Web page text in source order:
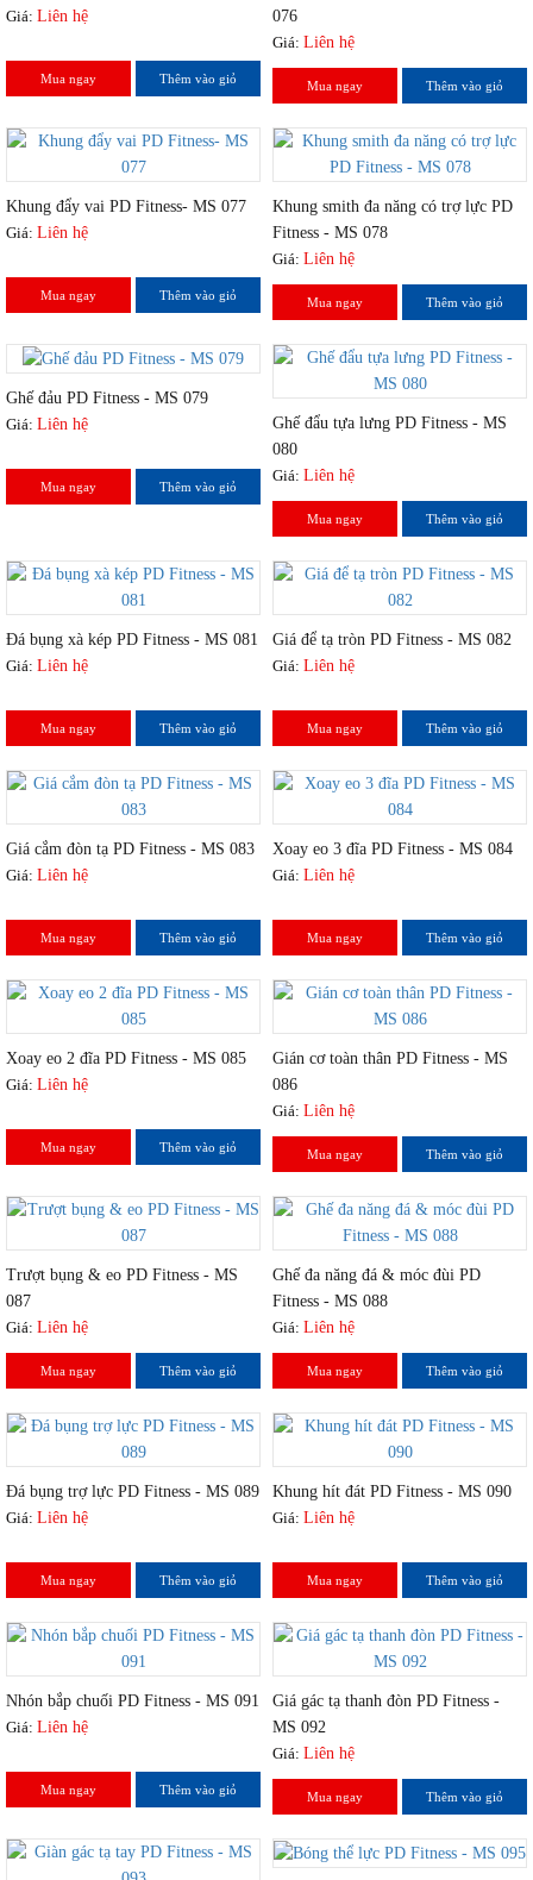
Giá: Liên hệ
Mua ngay Thêm vào giỏ
076
Giá: Liên hệ
Mua ngay Thêm vào giỏ
Khung đẩy vai PD Fitness- MS 077
Giá: Liên hệ
Mua ngay Thêm vào giỏ
Khung smith đa năng có trợ lực PD
Fitness - MS 078
Giá: Liên hệ
Mua ngay Thêm vào giỏ
Ghế đảu PD Fitness - MS 079
Giá: Liên hệ
Mua ngay Thêm vào giỏ
Ghế đẩu tựa lưng PD Fitness - MS
080
Giá: Liên hệ
Mua ngay Thêm vào giỏ
Đá bụng xà kép PD Fitness - MS 081
Giá: Liên hệ
Mua ngay Thêm vào giỏ
Giá để tạ tròn PD Fitness - MS 082
Giá: Liên hệ
Mua ngay Thêm vào giỏ
Giá cắm đòn tạ PD Fitness - MS 083
Giá: Liên hệ
Mua ngay Thêm vào giỏ
Xoay eo 3 đĩa PD Fitness - MS 084
Giá: Liên hệ
Mua ngay Thêm vào giỏ
Xoay eo 2 đĩa PD Fitness - MS 085
Giá: Liên hệ
Mua ngay Thêm vào giỏ
Gián cơ toàn thân PD Fitness - MS
086
Giá: Liên hệ
Mua ngay Thêm vào giỏ
Trượt bụng & eo PD Fitness - MS
087
Giá: Liên hệ
Mua ngay Thêm vào giỏ
Ghế đa năng đá & móc đùi PD
Fitness - MS 088
Giá: Liên hệ
Mua ngay Thêm vào giỏ
Đá bụng trợ lực PD Fitness - MS 089
Giá: Liên hệ
Mua ngay Thêm vào giỏ
Khung hít đát PD Fitness - MS 090
Giá: Liên hệ
Mua ngay Thêm vào giỏ
Nhón bắp chuối PD Fitness - MS 091
Giá: Liên hệ
Mua ngay Thêm vào giỏ
Giá gác tạ thanh đòn PD Fitness -
MS 092
Giá: Liên hệ
Mua ngay Thêm vào giỏ